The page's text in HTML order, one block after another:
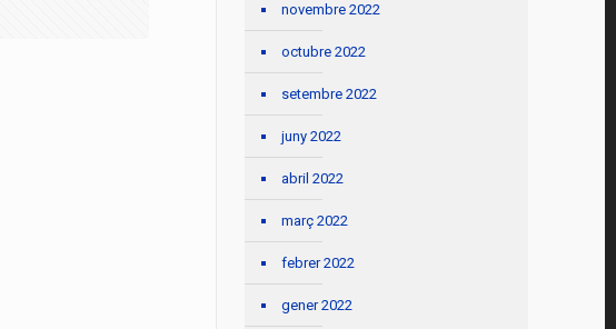
novembre 2022
octubre 2022
setembre 2022
juny 2022
abril 2022
març 2022
febrer 2022
gener 2022